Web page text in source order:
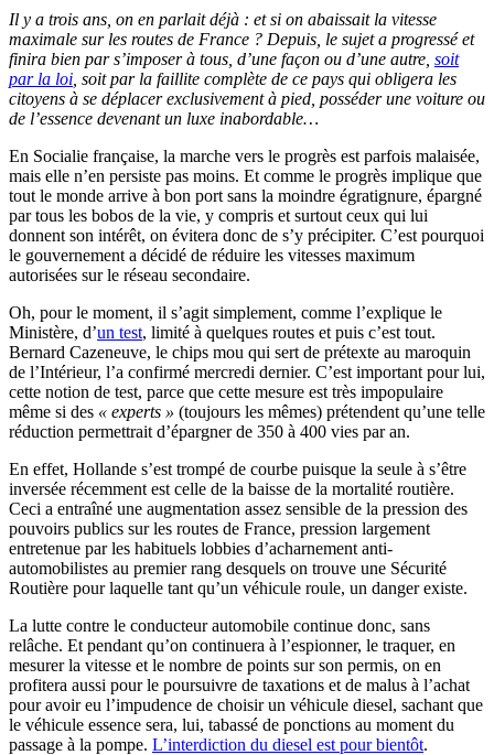
Il y a trois ans, on en parlait déjà : et si on abaissait la vitesse
maximale sur les routes de France ? Depuis, le sujet a progressé et
finira bien par s’imposer à tous, d’une façon ou d’une autre, soit
par la loi , soit par la faillite complète de ce pays qui obligera les
citoyens à se déplacer exclusivement à pied, posséder une voiture ou
de l’essence devenant un luxe inabordable…
En Socialie française, la marche vers le progrès est parfois malaisée,
mais elle n’en persiste pas moins. Et comme le progrès implique que
tout le monde arrive à bon port sans la moindre égratignure, épargné
par tous les bobos de la vie, y compris et surtout ceux qui lui
donnent son intérêt, on évitera donc de s’y précipiter. C’est pourquoi
le gouvernement a décidé de réduire les vitesses maximum
autorisées sur le réseau secondaire.
Oh, pour le moment, il s’agit simplement, comme l’explique le
Ministère, d’un test, limité à quelques routes et puis c’est tout.
Bernard Cazeneuve, le chips mou qui sert de prétexte au maroquin
de l’Intérieur, l’a confirmé mercredi dernier. C’est important pour lui,
cette notion de test, parce que cette mesure est très impopulaire
même si des « experts » (toujours les mêmes) prétendent qu’une telle
réduction permettrait d’épargner de 350 à 400 vies par an.
En effet, Hollande s’est trompé de courbe puisque la seule à s’être
inversée récemment est celle de la baisse de la mortalité routière.
Ceci a entraîné une augmentation assez sensible de la pression des
pouvoirs publics sur les routes de France, pression largement
entretenue par les habituels lobbies d’acharnement anti-
automobilistes au premier rang desquels on trouve une Sécurité
Routière pour laquelle tant qu’un véhicule roule, un danger existe.
La lutte contre le conducteur automobile continue donc, sans
relâche. Et pendant qu’on continuera à l’espionner, le traquer, en
mesurer la vitesse et le nombre de points sur son permis, on en
profitera aussi pour le poursuivre de taxations et de malus à l’achat
pour avoir eu l’impudence de choisir un véhicule diesel, sachant que
le véhicule essence sera, lui, tabassé de ponctions au moment du
passage à la pompe. L’interdiction du diesel est pour bientôt.